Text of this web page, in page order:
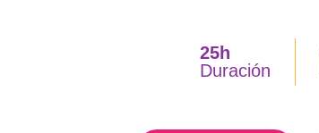
25h
Duración